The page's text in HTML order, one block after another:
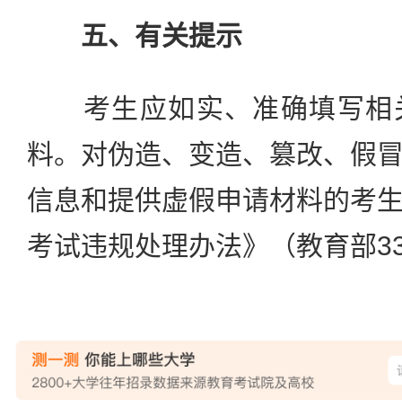
五、有关提示
考生应如实、准确填写相
料。对伪造、变造、篡改、假
信息和提供虚假申请材料的考
考试违规处理办法》（教育部